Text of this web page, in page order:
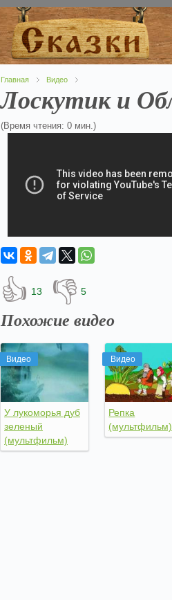
Главная Видео
Лоскутик и
(Время чтения: 0 мин.)
👍 13 👎 5
Похожие видео
Видео
У лукоморья дуб
зеленый
(мультфильм)
Видео
Репка
(мультфильм)